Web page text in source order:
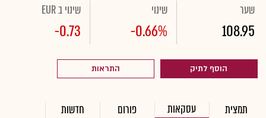
שער
108.95
שינוי
-0.66%
שינוי ב EUR
-0.73
הוסף לתיק התראות
תמצית עסקאות פורום חדשות